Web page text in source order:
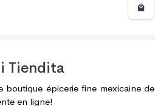
Tiendita
boutique épicerie fine mexicaine de
en ligne!